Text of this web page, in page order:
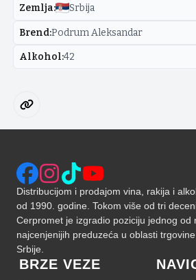
Zemlja: Srbija
Brend:Podrum Aleksandar
Alkohol:42
Distribucijom i prodajom vina, rakija i
od 1990. godine. Tokom više od tri
Cerpromet je izgradio poziciju jednog od
najcenjenijih preduzeća u oblasti
Srbije.
BRZE VEZE